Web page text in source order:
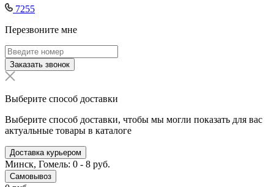
7255
Перезвоните мне
Заказать звонок
Выберите способ доставки
Выберите способ доставки, чтобы мы могли показать для вас
актуальные товары в каталоге
Доставка курьером
Минск, Гомель: 0 - 8 руб.
Самовывоз